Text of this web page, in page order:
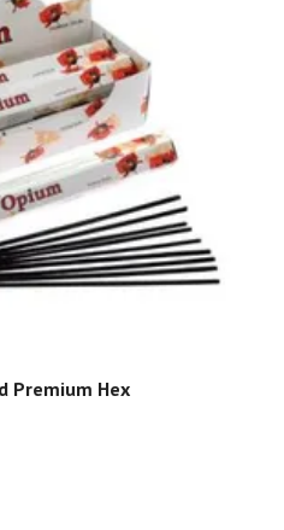
Premium Hex